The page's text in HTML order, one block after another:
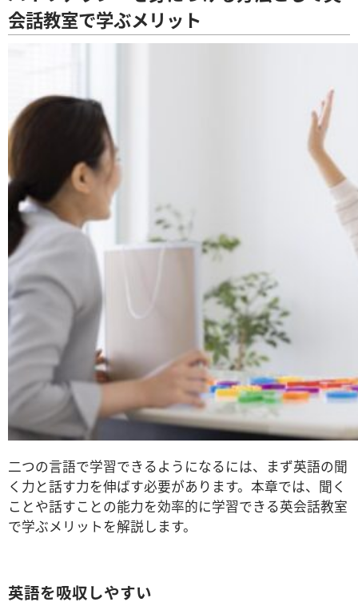
会話教室で学ぶメリット
二つの言語で学習できるようになるには、まず英語の聞
く力と話す力を伸ばす必要があります。本章では、聞く
ことや話すことの能力を効率的に学習できる英会話教室
で学ぶメリットを解説します。
英語を吸収しやすい